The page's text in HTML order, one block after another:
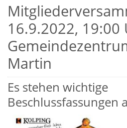
16.9.2022, 19:00
Martin
Es stehen wichtige
Beschlussfassungen